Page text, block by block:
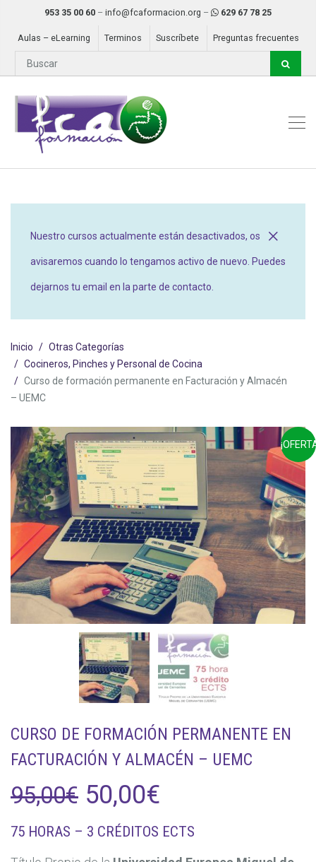
953 35 00 60 – info@fcaformacion.org – 629 67 78 25
Aulas – eLearning Terminos Suscríbete Preguntas frecuentes
Nuestro cursos actualmente están desactivados, os
avisaremos cuando lo tengamos activo de nuevo. Puedes
dejarnos tu email en la parte de contacto.
Inicio
Otras Categorías
Cocineros, Pinches y Personal de Cocina
Curso de formación permanente en Facturación y Almacén
– UEMC
CURSO DE FORMACIÓN PERMANENTE EN
FACTURACIÓN Y ALMACÉN – UEMC
95,00€ El
precio
50,00€
precio
75 HORAS – 3 CRÉDITOS ECTS